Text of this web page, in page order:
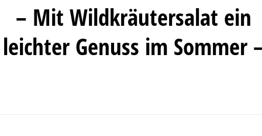
– Mit Wildkräutersalat ein
leichter Genuss im Sommer